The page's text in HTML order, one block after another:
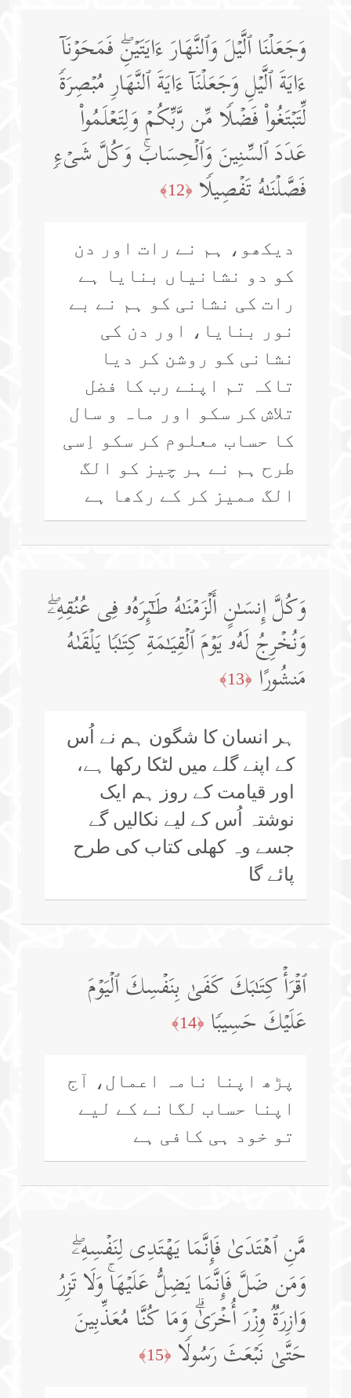
وَجَعَلۡنَا ٱلَّیۡلَ وَٱلنَّهَارَ ءَایَتَیۡنِۖ فَمَحَوۡنَاۤ
ءَایَةَ ٱلَّیۡلِ وَجَعَلۡنَاۤ ءَایَةَ ٱلنَّهَارِ مُبۡصِرَةࣰ
لِّتَبۡتَغُوا۟ فَضۡلࣰا مِّن رَّبِّكُمۡ وَلِتَعۡلَمُوا۟
عَدَدَ ٱلسِّنِینَ وَٱلۡحِسَابَۚ وَكُلَّ شَیۡءࣲ
فَصَّلۡنَـٰهُ تَفۡصِیلࣰا ﴿12﴾
دیکھو، ہم نے رات اور دن
کو دو نشانیاں بنایا ہے
رات کی نشانی کو ہم نے بے
نور بنایا، اور دن کی
نشانی کو روشن کر دیا
تاکہ تم اپنے رب کا فضل
تلاش کر سکو اور ماہ و سال
کا حساب معلوم کر سکو اِسی
طرح ہم نے ہر چیز کو الگ
الگ ممیز کر کے رکھا ہے
وَكُلَّ إِنسَـٰنٍ أَلۡزَمۡنَـٰهُ طَـٰۤىِٕرَهُۥ فِی عُنُقِهِۦۖ
وَنُخۡرِجُ لَهُۥ یَوۡمَ ٱلۡقِیَـٰمَةِ كِتَـٰبࣰا یَلۡقَىٰهُ
مَنشُورًا ﴿13﴾
ہر انسان کا شگون ہم نے اُس
کے اپنے گلے میں لٹکا رکھا ہے،
اور قیامت کے روز ہم ایک
نوشتہ اُس کے لیے نکالیں گے
جسے وہ کھلی کتاب کی طرح
پائے گا
ٱقۡرَأۡ كِتَـٰبَكَ كَفَىٰ بِنَفۡسِكَ ٱلۡیَوۡمَ
عَلَیۡكَ حَسِیبࣰا ﴿14﴾
پڑھ اپنا نامہ اعمال، آج
اپنا حساب لگانے کے لیے
تو خود ہی کافی ہے
مَّنِ ٱهۡتَدَىٰ فَإِنَّمَا یَهۡتَدِی لِنَفۡسِهِۦۖ
وَمَن ضَلَّ فَإِنَّمَا یَضِلُّ عَلَیۡهَاۚ وَلَا تَزِرُ
وَازِرَةࣱ وِزۡرَ أُخۡرَىٰۗ وَمَا كُنَّا مُعَذِّبِینَ
حَتَّىٰ نَبۡعَثَ رَسُولࣰا ﴿15﴾